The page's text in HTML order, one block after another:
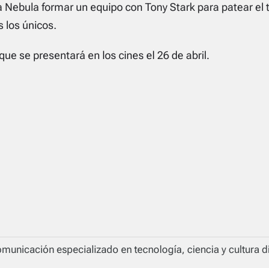
Nebula formar un equipo con Tony Stark para patear el
los únicos.
se presentará en los cines el 26 de abril.
especializado en tecnología, ciencia y cultura